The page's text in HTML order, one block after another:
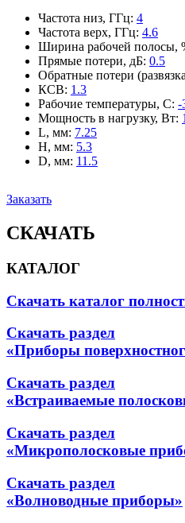
Частота низ, ГГц: 4
Частота верх, ГГц: 4.6
Ширина рабочей полосы,
Прямые потери, дБ: 0.5
Обратные потери
КСВ: 1.3
Рабочие температуры, С: -
Мощность в нагрузку, Вт:
L, мм: 7.25
H, мм: 5.3
D, мм: 11.5
Заказать
СКАЧАТЬ
КАТАЛОГ
Скачать каталог
Скачать раздел
«Приборы
Скачать раздел
«Встраиваемые
Скачать раздел
«Микрополосковые
Скачать раздел
«Волноводные приборы»